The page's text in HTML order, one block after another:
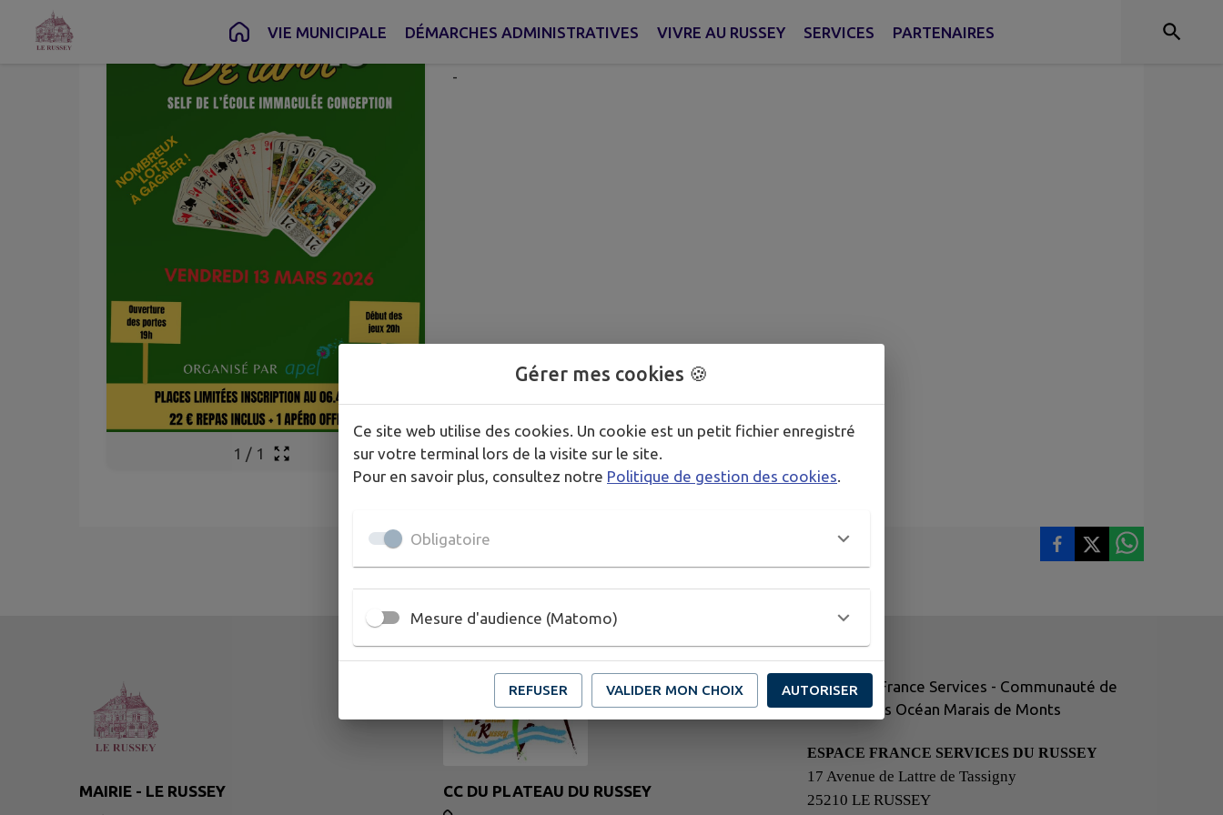
Contenu Recherche Pied de page
VIE MUNICIPALE DÉMARCHES ADMINISTRATIVES VIVRE AU RUSSEY SERVICES PARTENAIRES
1 / 1
Publié le lundi 23 février 2026 - Le Russey
-
MAIRIE - LE RUSSEY
CC DU PLATEAU DU RUSSEY
ESPACE FRANCE SERVICES DU RUSSEY
17 Avenue de Lattre de Tassigny
25210 LE RUSSEY
Gérer mes cookies 🍪
Ce site web utilise des cookies. Un cookie est un petit fichier enregistré
sur votre terminal lors de la visite sur le site.
Pour en savoir plus, consultez notre Politique de gestion des cookies.
Obligatoire
Mesure d'audience (Matomo)
REFUSER VALIDER MON CHOIX AUTORISER